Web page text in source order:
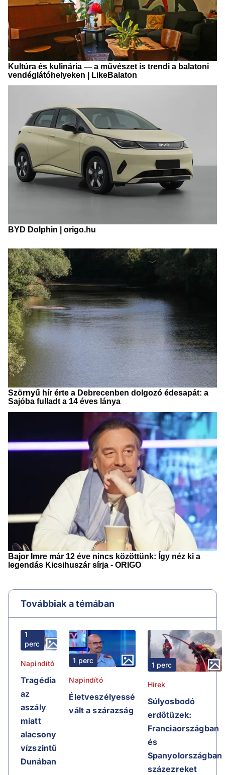
Továbbiak a témában
1
perc
Napindító
Tragédia
az
aszály
miatt
alacsony
vízszintű
Dunában
1 perc
Napindító
Életveszélyessé
vált a szárazság
1 perc
Hírek
Súlyosbodó
erdőtüzek:
Franciaországban
és
Spanyolországban
százezreket